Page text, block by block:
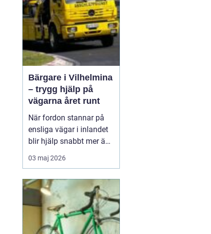
Bärgare i Vilhelmina
– trygg hjälp på
vägarna året runt
När fordon stannar på
ensliga vägar i inlandet
blir hjälp snabbt mer än
bara bekvämlighet det
handlar om trygghet. I
spelar bärgning och
vägassistans en central
roll för både b...
03 maj 2026